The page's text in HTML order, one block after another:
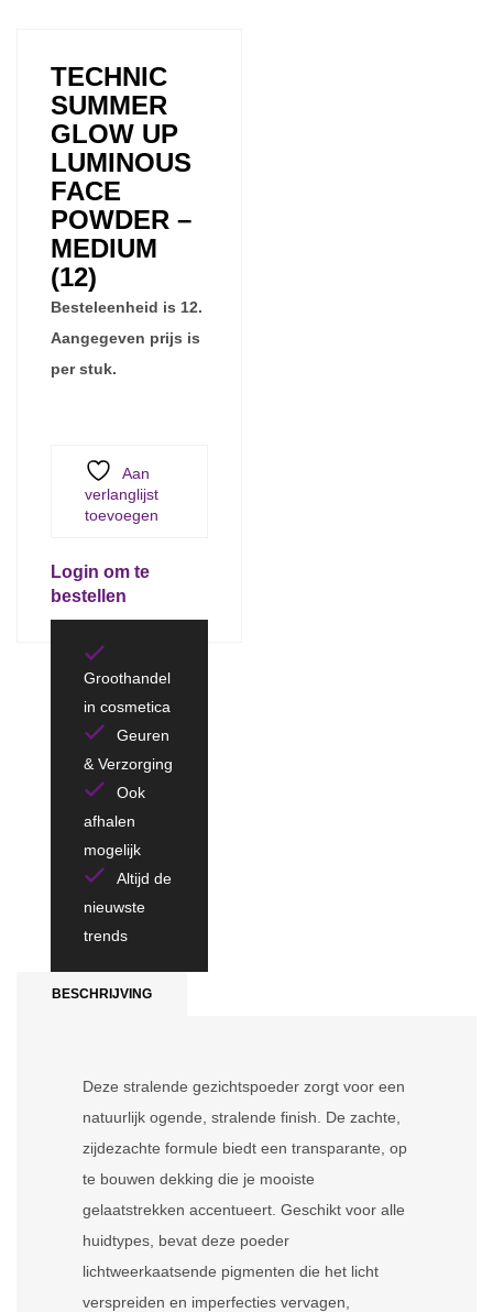
TECHNIC
SUMMER
GLOW UP
LUMINOUS
FACE
POWDER –
MEDIUM
(12)
Besteleenheid is 12.
Aangegeven prijs is
per stuk.
Aan
verlanglijst
toevoegen
Login om te
bestellen
Groothandel
in cosmetica
Geuren
& Verzorging
Ook
afhalen
mogelijk
Altijd de
nieuwste
trends
BESCHRIJVING
Deze stralende gezichtspoeder zorgt voor een
natuurlijk ogende, stralende finish. De zachte,
zijdezachte formule biedt een transparante, op
te bouwen dekking die je mooiste
gelaatstrekken accentueert. Geschikt voor alle
huidtypes, bevat deze poeder
lichtweerkaatsende pigmenten die het licht
verspreiden en imperfecties vervagen,